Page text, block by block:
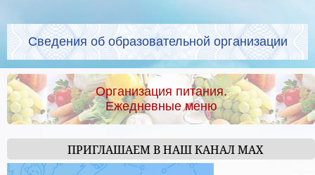
Сведения об образовательной организации
Организация питания.
Ежедневные меню
ПРИГЛАШАЕМ В НАШ КАНАЛ МАХ